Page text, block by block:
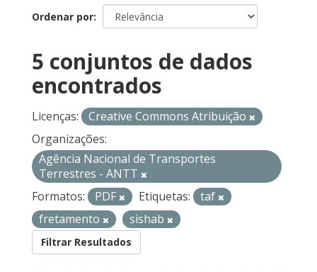
Ordenar por
5 conjuntos de dados
encontrados
Licenças:
Creative Commons Atribuição
Organizações:
Agência Nacional de Transportes
Terrestres - ANTT
Formatos:
PDF Etiquetas:
taf
fretamento
sishab
Filtrar Resultados